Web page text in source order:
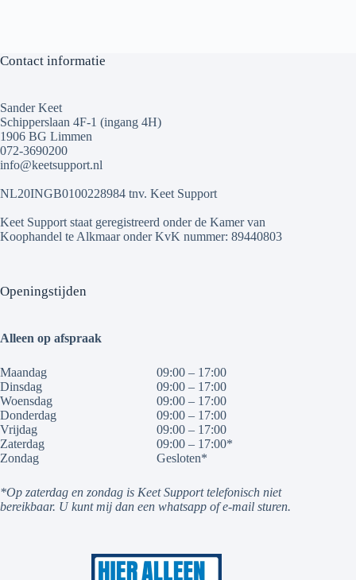
k
j
*
Contact informatie
Sander Keet
Schipperslaan 4F-1 (ingang 4H)
1906 BG Limmen
072-3690200
info@keetsupport.nl
NL20INGB0100228984 tnv. Keet Support
Keet Support staat geregistreerd onder de Kamer van
Koophandel te Alkmaar onder KvK nummer: 89440803
Openingstijden
Alleen op afspraak
Maandag
Dinsdag
Woensdag
Donderdag
Vrijdag
Zaterdag
Zondag
09:00 – 17:00
09:00 – 17:00
09:00 – 17:00
09:00 – 17:00
09:00 – 17:00
09:00 – 17:00*
Gesloten*
*Op zaterdag en zondag is Keet Support telefonisch niet
bereikbaar. U kunt mij dan een whatsapp of e-mail sturen.